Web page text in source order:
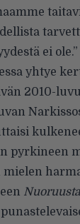
ei ole.”
yhtye
2010-
pyrkineen
mielen